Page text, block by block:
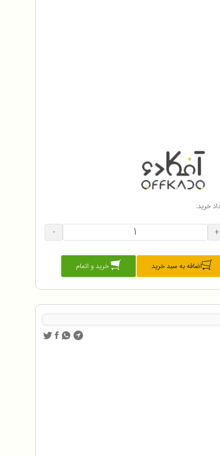
خرید:
+
-
اضافه به سبد خرید خرید و اتمام